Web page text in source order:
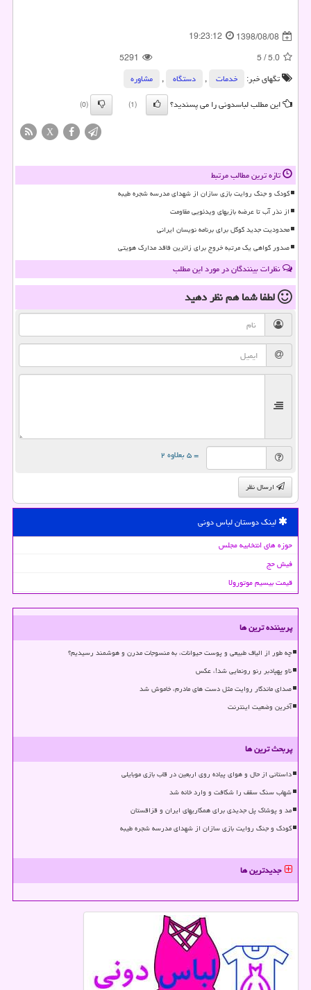
1398/08/08
19:23:12
5.0
/
5
5291
تگهای خبر:
خدمات , دستگاه ,
مشاوره
این مطلب لباسدونی را می پسندید؟
(1)
(0)
X
تازه ترین مطالب مرتبط
کودک و جنگ روایت بازی سازان از شهدای مدرسه شجره طیبه
از نذر آب تا عرضه بازیهای ویدئویی مقاومت
محدودیت جدید گوگل برای برنامه نویسان ایرانی
صدور گواهی یک مرتبه خروج برای زائرین فاقد مدارک هویتی
نظرات بینندگان در مورد این مطلب
لطفا شما همنظر دهید
= ۵ بعلاوه ۲
ارسال نظر
لینک دوستان لباس دونی
حوزه های انتخابیه مجلس
فیش حج
قیمت بیسیم موتورولا
پربیننده ترین ها
چه طور از الیاف طبیعی و پوست حیوانات، به منسوجات مدرن و هوشمند رسیدیم؟
ناو پهپادبر رنو رونمایی شد!، عکس
صدای ماندگار روایت مثل دست های مادرم، خاموش شد
آخرین وضعیت اینترنت
پربحث ترین ها
داستانی از حال و هوای پیاده روی اربعین در قاب بازی موبایلی
شهاب سنگ سقف را شکافت و وارد خانه شد
مد و پوشاک پل جدیدی برای همکاریهای ایران و قزاقستان
کودک و جنگ روایت بازی سازان از شهدای مدرسه شجره طیبه
جدیدترین ها